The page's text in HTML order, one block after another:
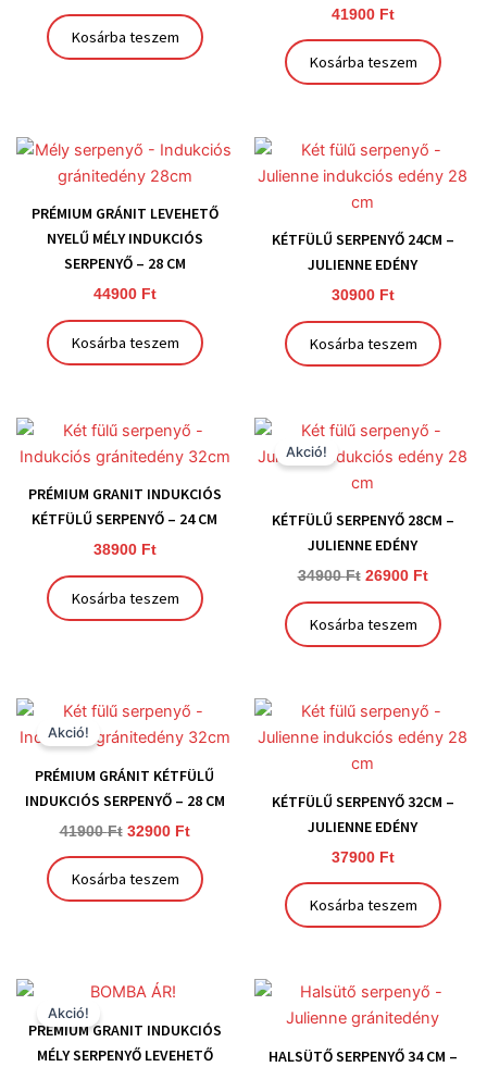
Kosárba teszem
41900 Ft
Kosárba teszem
PRÉMIUM GRÁNIT LEVEHETŐ
NYELŰ MÉLY INDUKCIÓS
SERPENYŐ – 28 CM
44900 Ft
Kosárba teszem
KÉTFÜLŰ SERPENYŐ 24CM –
JULIENNE EDÉNY
30900 Ft
Kosárba teszem
PRÉMIUM GRANIT INDUKCIÓS
KÉTFÜLŰ SERPENYŐ – 24 CM
38900 Ft
Kosárba teszem
Akció!
KÉTFÜLŰ SERPENYŐ 28CM –
JULIENNE EDÉNY
34900Ft
Original
price
was:
34900 Ft.
26900 Ft
Current
is:
Kosárba teszem
Akció!
PRÉMIUM GRÁNIT KÉTFÜLŰ
INDUKCIÓS SERPENYŐ – 28 CM
41900Ft
Original
price
was:
41900 Ft.
32900 Ft
Current
is:
32900 Ft.
Kosárba teszem
KÉTFÜLŰ SERPENYŐ 32CM –
JULIENNE EDÉNY
37900 Ft
Kosárba teszem
Akció!
PRÉMIUM GRANIT INDUKCIÓS
MÉLY SERPENYŐ LEVEHETŐ
Original
was:
55900 Ft.
is:
52900 Ft.
HALSÜTŐ SERPENYŐ 34 CM –